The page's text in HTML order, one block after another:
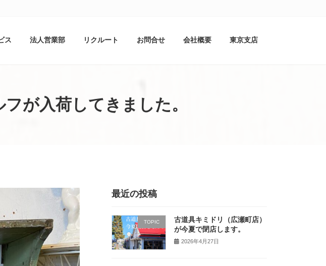
ス 法人営業部 リクルート お問合せ 会社概要 東京支店
が入荷してきました。
最近の投稿
TOPIC
古道具キミドリ（広瀬町店）
が今夏で閉店します。
2026年4月27日